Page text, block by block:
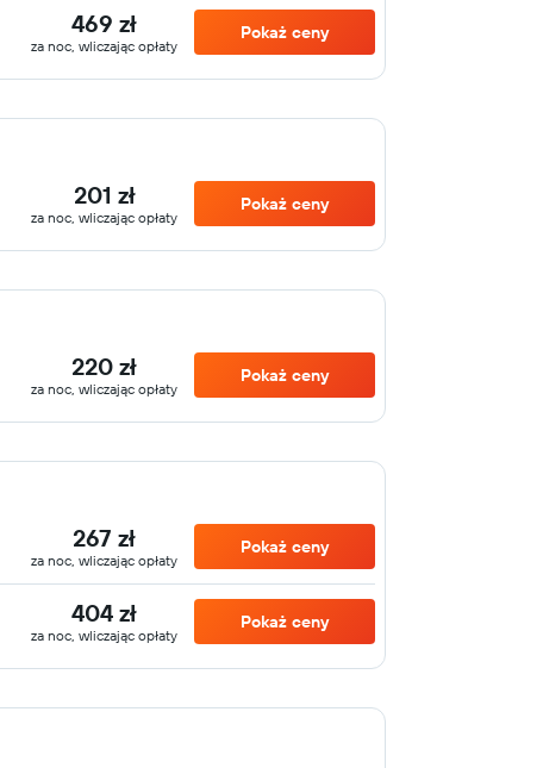
469 zł
za noc, wliczając opłaty
Pokaż ceny
201 zł
za noc, wliczając opłaty
Pokaż ceny
220 zł
za noc, wliczając opłaty
Pokaż ceny
267 zł
za noc, wliczając opłaty
Pokaż ceny
404 zł
za noc, wliczając opłaty
Pokaż ceny